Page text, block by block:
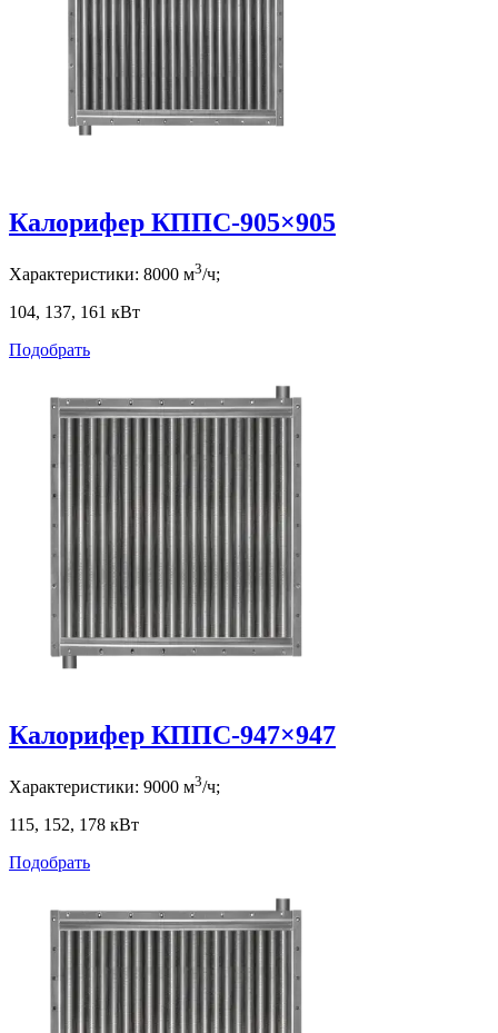
Калорифер КППС-905×905
Характеристики: 8000 м3/ч;
104, 137, 161 кВт
Подобрать
Калорифер КППС-947×947
Характеристики: 9000 м3/ч;
115, 152, 178 кВт
Подобрать